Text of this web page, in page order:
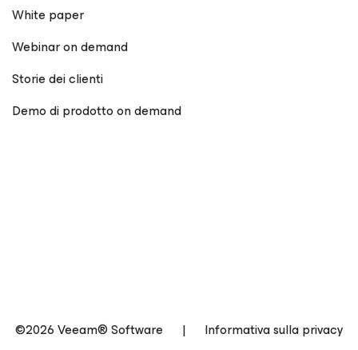
White paper
Webinar on demand
Storie dei clienti
Demo di prodotto on demand
©2026 Veeam® Software | Informativa sulla privacy